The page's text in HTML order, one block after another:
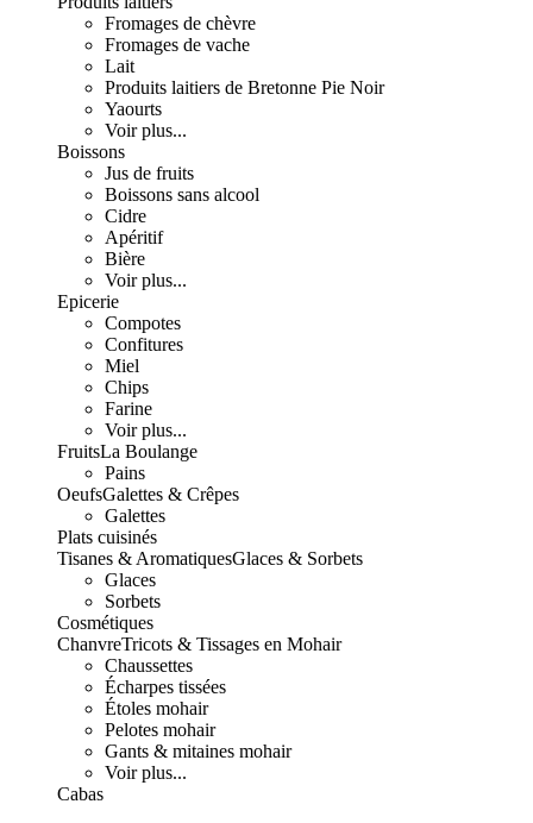
Fromages de chèvre
Fromages de vache
Lait
Produits laitiers de Bretonne Pie Noir
Yaourts
Voir plus...
Boissons
Jus de fruits
Boissons sans alcool
Cidre
Apéritif
Bière
Voir plus...
Epicerie
Compotes
Confitures
Miel
Chips
Farine
Voir plus...
FruitsLa Boulange
Pains
OeufsGalettes & Crêpes
Galettes
Plats cuisinés
Tisanes & AromatiquesGlaces & Sorbets
Glaces
Sorbets
Cosmétiques
ChanvreTricots & Tissages en Mohair
Chaussettes
Écharpes tissées
Étoles mohair
Pelotes mohair
Gants & mitaines mohair
Voir plus...
Cabas